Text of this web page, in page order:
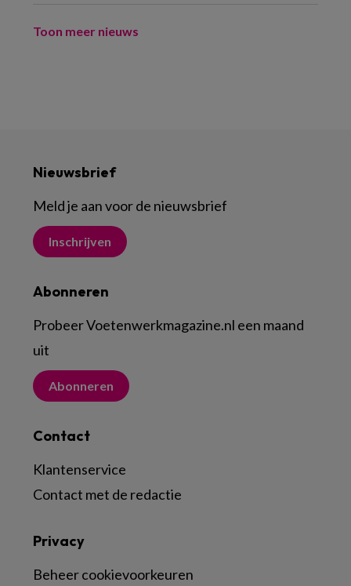
Toon meer nieuws
Nieuwsbrief
Meld je aan voor de nieuwsbrief
Inschrijven
Abonneren
Probeer Voetenwerkmagazine.nl een maand
uit
Abonneren
Contact
Klantenservice
Contact met de redactie
Privacy
Beheer cookievoorkeuren